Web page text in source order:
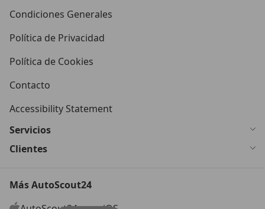
Condiciones Generales
Política de Privacidad
Política de Cookies
Contacto
Accessibility Statement
Servicios
Clientes
Más AutoScout24